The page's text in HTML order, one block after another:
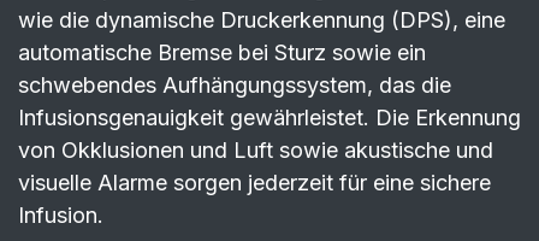
wie die dynamische Druckerkennung (DPS), eine
automatische Bremse bei Sturz sowie ein
schwebendes Aufhängungssystem, das die
Infusionsgenauigkeit gewährleistet. Die Erkennung
von Okklusionen und Luft sowie akustische und
visuelle Alarme sorgen jederzeit für eine sichere
Infusion.